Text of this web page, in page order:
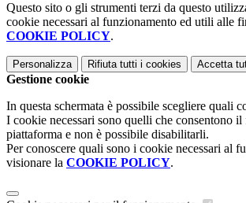
Questo sito o gli strumenti terzi da questo
cookie necessari al funzionamento ed utili alle
COOKIE POLICY.
Personalizza Rifiuta tutti i cookies Accetta
Gestione cookie
In questa schermata è possibile scegliere quali
I cookie necessari sono quelli che consentono
piattaforma e non è possibile disabilitarli.
Per conoscere quali sono i cookie necessari al
visionare la COOKIE POLICY.